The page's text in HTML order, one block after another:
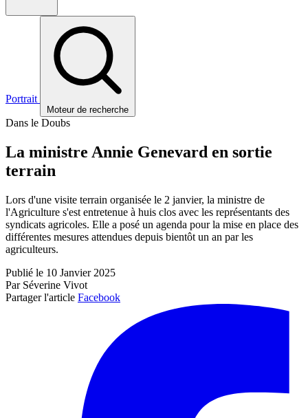
Portrait
Moteur de recherche
Dans le Doubs
La ministre Annie Genevard en sortie
terrain
Lors d'une visite terrain organisée le 2 janvier, la ministre de
l'Agriculture s'est entretenue à huis clos avec les représentants des
syndicats agricoles. Elle a posé un agenda pour la mise en place des
différentes mesures attendues depuis bientôt un an par les
agriculteurs.
Publié le 10 Janvier 2025
Par Séverine Vivot
Partager l'article Facebook